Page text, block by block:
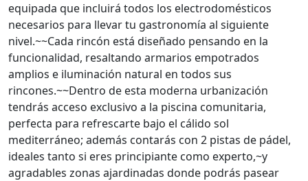
equipada que incluirá todos los electrodomésticos
necesarios para llevar tu gastronomía al siguiente
nivel.~~Cada rincón está diseñado pensando en la
funcionalidad, resaltando armarios empotrados
amplios e iluminación natural en todos sus
rincones.~~Dentro de esta moderna urbanización
tendrás acceso exclusivo a la piscina comunitaria,
perfecta para refrescarte bajo el cálido sol
mediterráneo; además contarás con 2 pistas de pádel,
ideales tanto si eres principiante como experto,~y
agradables zonas ajardinadas donde podrás pasear